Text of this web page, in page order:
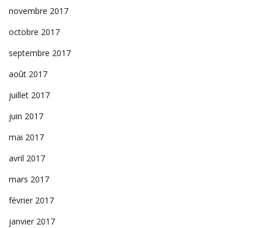
novembre 2017
octobre 2017
septembre 2017
août 2017
juillet 2017
juin 2017
mai 2017
avril 2017
mars 2017
février 2017
janvier 2017